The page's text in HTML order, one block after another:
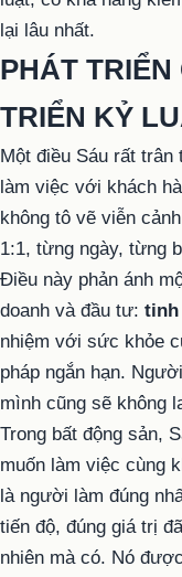
lại lâu nhất.
PHÁT
TRIỂN KỶ
Một điều Sáu rất
làm việc với khách
không tô vẽ viễn
1:1, từng ngày, từng
Điều này phản ánh
doanh và đầu tư: tinh
nhiệm với sức khỏe
pháp ngắn hạn.
mình cũng sẽ không
Trong bất động sản,
muốn làm việc cùng
là người làm đúng
tiến độ, đúng giá trị
nhiên mà có. Nó